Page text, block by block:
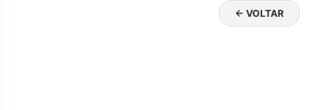
← VOLTAR